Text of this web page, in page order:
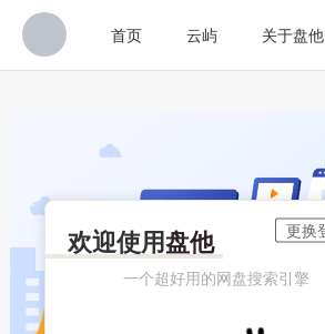
首页 云屿 关于盘他
欢迎使用盘他
一个超好用的网盘搜索引擎